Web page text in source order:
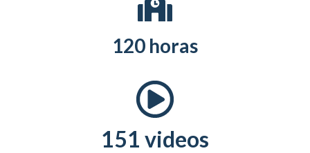
120 horas
151 videos